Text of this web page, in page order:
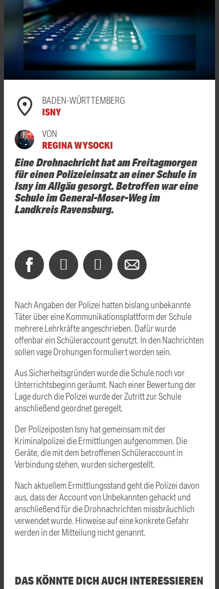
BADEN-WÜRTTEMBERG
ISNY
VON
REGINA WYSOCKI
Eine Drohnachricht hat am Freitagmorgen
für einen Polizeieinsatz an einer Schule in
Isny im Allgäu gesorgt. Betroffen war eine
Schule im General-Moser-Weg im
Landkreis Ravensburg.
Nach Angaben der Polizei hatten bislang unbekannte
Täter über eine Kommunikationsplattform der Schule
mehrere Lehrkräfte angeschrieben. Dafür wurde
offenbar ein Schüleraccount genutzt. In den Nachrichten
sollen vage Drohungen formuliert worden sein.
Aus Sicherheitsgründen wurde die Schule noch vor
Unterrichtsbeginn geräumt. Nach einer Bewertung der
Lage durch die Polizei wurde der Zutritt zur Schule
anschließend geordnet geregelt.
Der Polizeiposten Isny hat gemeinsam mit der
Kriminalpolizei die Ermittlungen aufgenommen. Die
Geräte, die mit dem betroffenen Schüleraccount in
Verbindung stehen, wurden sichergestellt.
Nach aktuellem Ermittlungsstand geht die Polizei davon
aus, dass der Account von Unbekannten gehackt und
anschließend für die Drohnachrichten missbräuchlich
verwendet wurde. Hinweise auf eine konkrete Gefahr
werden in der Mitteilung nicht genannt.
DAS KÖNNTE DICH AUCH INTERESSIEREN